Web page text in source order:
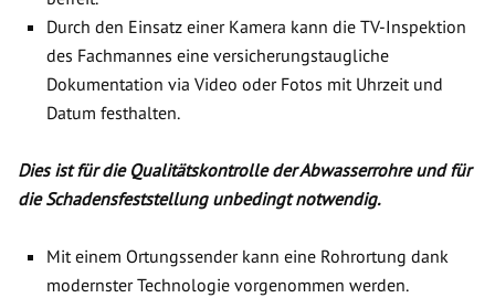
Durch den Einsatz einer Kamera kann die TV-Inspektion
des Fachmannes eine versicherungstaugliche
Dokumentation via Video oder Fotos mit Uhrzeit und
Datum festhalten.
Dies ist für die Qualitätskontrolle der Abwasserrohre und für
die Schadensfeststellung unbedingt notwendig.
Mit einem Ortungssender kann eine Rohrortung dank
modernster Technologie vorgenommen werden.